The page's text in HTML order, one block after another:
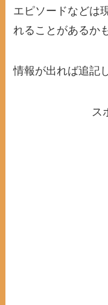
エピソードなどは
れることがあるか
情報が出れば追記
ス